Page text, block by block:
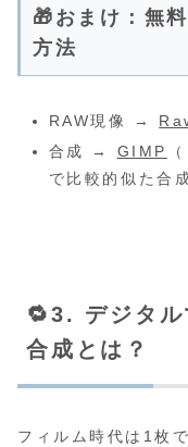
🎁おまけ：無
方法
RAW現像 →
合成 → GIMP
で比較的似た合
🔁3. デジタル
合成とは？
フィルム時代は1枚